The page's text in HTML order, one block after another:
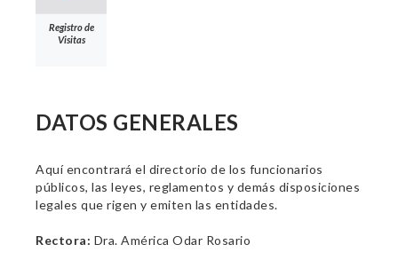
Registro de
Visitas
DATOS GENERALES
Aquí encontrará el directorio de los funcionarios
públicos, las leyes, reglamentos y demás disposiciones
legales que rigen y emiten las entidades.
Rectora: Dra. América Odar Rosario